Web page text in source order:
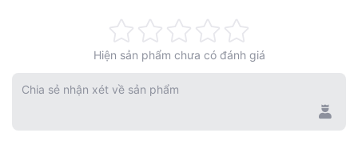
1 Ống cấp nước/không khí y tế nhập khẩu
1 Đầu nối USB
1 Đèn hoạt động LED-7
0%
Hiện sản phẩm chưa có đánh giá
Chia sẻ nhận xét về sản phẩm